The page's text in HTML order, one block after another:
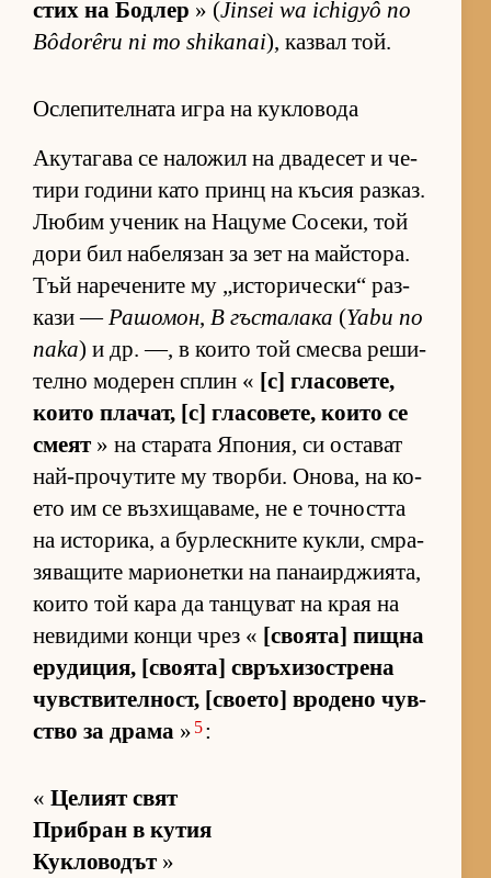
стих на Бод­лер » (Jinsei wa ichigyô no
Bôdorêru ni mo shikanai), каз­вал той.
Ослепителната игра на кукловода
Аку­та­гава се на­ло­жил на два­де­сет и че­
тири го­дини като принц на къ­сия раз­каз.
Лю­бим уче­ник на На­цуме Со­се­ки, той
дори бил на­бе­ля­зан за зет на майс­то­ра.
Тъй на­ре­че­ните му „ис­то­ри­чес­ки“ раз­
кази —Рашомон, В гъс­та­лака (Yabu no
naka) и др. —, в ко­ито той смесва ре­ши­
телно мо­де­рен сплин « [с] гла­со­ве­те,
ко­ито пла­чат, [с] гла­со­ве­те, ко­ито се
смеят » на ста­рата Япо­ния, си ос­та­ват
най-про­чу­тите му твор­би. Оно­ва, на ко­
ето им се въз­хи­ща­ва­ме, не е точ­ността
на ис­то­ри­ка, а бур­лес­к­ните кук­ли, смра­
зя­ва­щите ма­ри­о­нетки на па­на­ир­джи­я­та,
ко­ито той кара да тан­цу­ват на края на
не­ви­дими конци чрез « [сво­я­та] пищна
еру­ди­ция, [сво­я­та] свръ­хи­зос­т­рена
чув­с­т­ви­тел­ност, [сво­е­то] вро­дено чув­
с­тво за драма » 5:
« Це­лият свят
Приб­ран в ку­тия
Кукловодът »